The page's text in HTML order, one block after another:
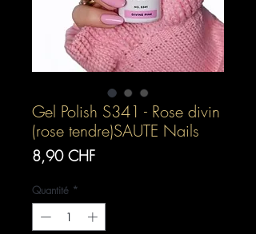
Gel Polish S341 - Rose divin
(rose tendre)SAUTE Nails
8,90 CHFPrix
Quantité *